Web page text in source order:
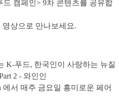
캠페인> 9차 콘텐츠를 공유합
상으로 만나보세요.
K-푸드, 한국인이 사랑하는 뉴질
2 - 와인인
에서 매주 금요일 흥미로운 페어